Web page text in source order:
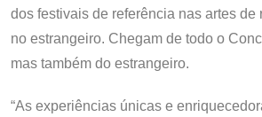
dos festivais de referência nas artes de
no estrangeiro. Chegam de todo o
mas também do estrangeiro.
“As experiências únicas e